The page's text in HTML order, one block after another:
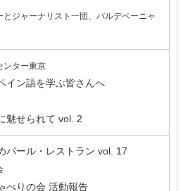
とジャーナリスト一団、バルデペーニャ
ンター東京
イン語を学ぶ皆さんへ
魅せられて vol. 2
バール・レストラン vol. 17
べりの会 活動報告